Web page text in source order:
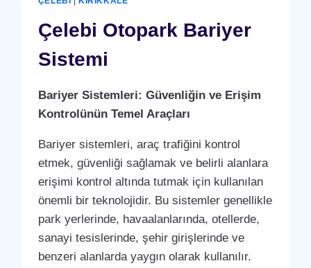
YAZILIMI
(PROGRAMI)
Çelebi Otopark Bariyer
Sistemi
Bariyer Sistemleri: Güvenliğin ve Erişim
Kontrolünün Temel Araçları
Bariyer sistemleri, araç trafiğini kontrol
etmek, güvenliği sağlamak ve belirli alanlara
erişimi kontrol altında tutmak için kullanılan
önemli bir teknolojidir. Bu sistemler genellikle
park yerlerinde, havaalanlarında, otellerde,
sanayi tesislerinde, şehir girişlerinde ve
benzeri alanlarda yaygın olarak kullanılır.